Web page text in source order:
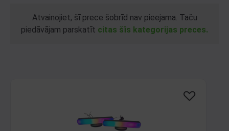
Atvainojiet, šī prece šobrīd nav pieejama. Taču
piedāvājam parskatīt citas šīs kategorijas preces.